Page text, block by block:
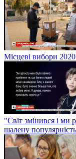
Місцеві вибори
"Світ змінився і
шалену